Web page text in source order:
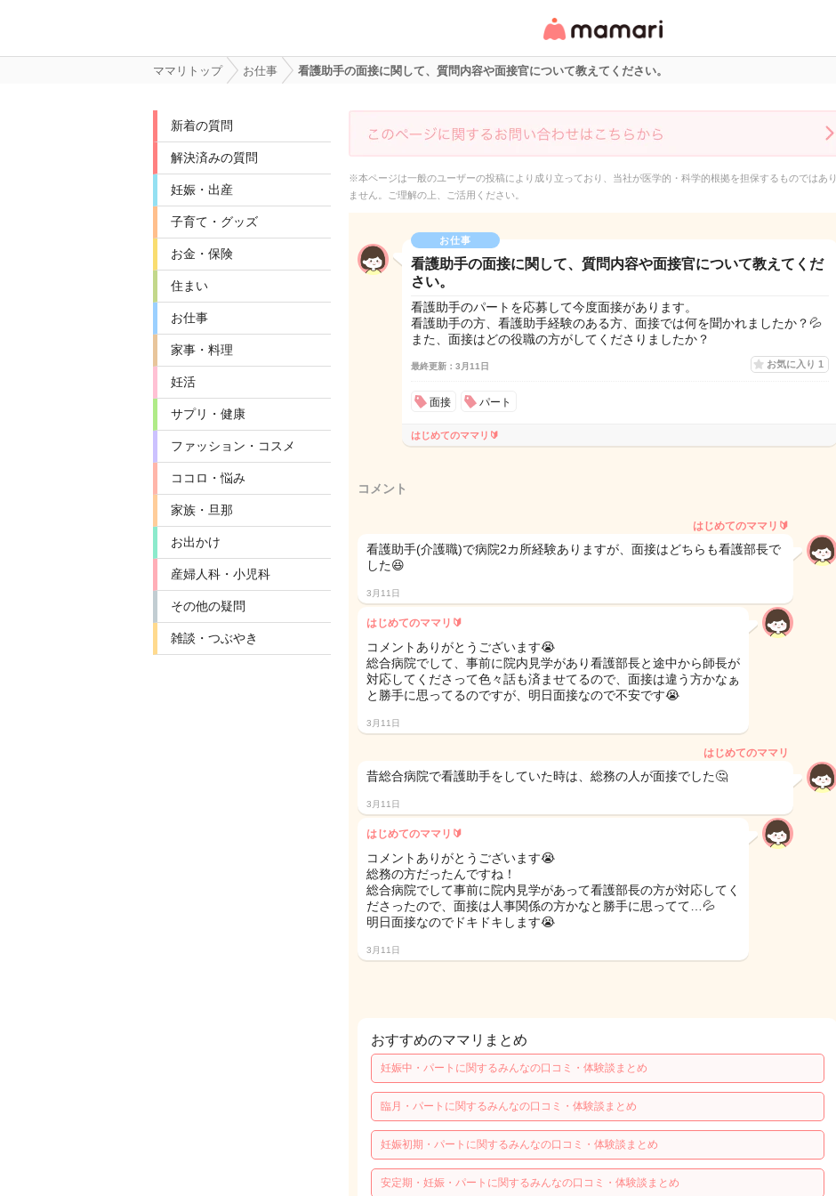
リ・情報サイト
ママリトップ お仕事 看護助手の面接に関して、質問内容や面接官について教えてください。
新着の質問
解決済みの質問
妊娠・出産
子育て・グッズ
お金・保険
住まい
お仕事
家事・料理
妊活
サプリ・健康
ファッション・コスメ
ココロ・悩み
家族・旦那
お出かけ
産婦人科・小児科
その他の疑問
雑談・つぶやき
※本ページは一般のユーザーの投稿により成り立っており、当社が医学的・科学的根拠を担保するものではあり
ません。ご理解の上、ご活用ください。
お仕事
看護助手の面接に関して、質問内容や面接官について教えてくだ
さい。
看護助手のパートを応募して今度面接があります。
看護助手の方、看護助手経験のある方、面接では何を聞かれましたか？💦
また、面接はどの役職の方がしてくださりましたか？
最終更新：3月11日 お気に入り 1
面接 パート
はじめてのママリ🔰
コメント
はじめてのママリ🔰
看護助手(介護職)で病院2カ所経験ありますが、面接はどちらも看護部長で
した😆
3月11日
はじめてのママリ🔰
コメントありがとうございます😭
総合病院でして、事前に院内見学があり看護部長と途中から師長が
対応してくださって色々話も済ませてるので、面接は違う方かなぁ
と勝手に思ってるのですが、明日面接なので不安です😭
3月11日
はじめてのママリ
昔総合病院で看護助手をしていた時は、総務の人が面接でした🤔
3月11日
はじめてのママリ🔰
コメントありがとうございます😭
総務の方だったんですね！
総合病院でして事前に院内見学があって看護部長の方が対応してく
ださったので、面接は人事関係の方かなと勝手に思ってて…💦
明日面接なのでドキドキします😭
3月11日
おすすめのママリまとめ
妊娠中・パートに関するみんなの口コミ・体験談まとめ
臨月・パートに関するみんなの口コミ・体験談まとめ
妊娠初期・パートに関するみんなの口コミ・体験談まとめ
安定期・妊娠・パートに関するみんなの口コミ・体験談まとめ